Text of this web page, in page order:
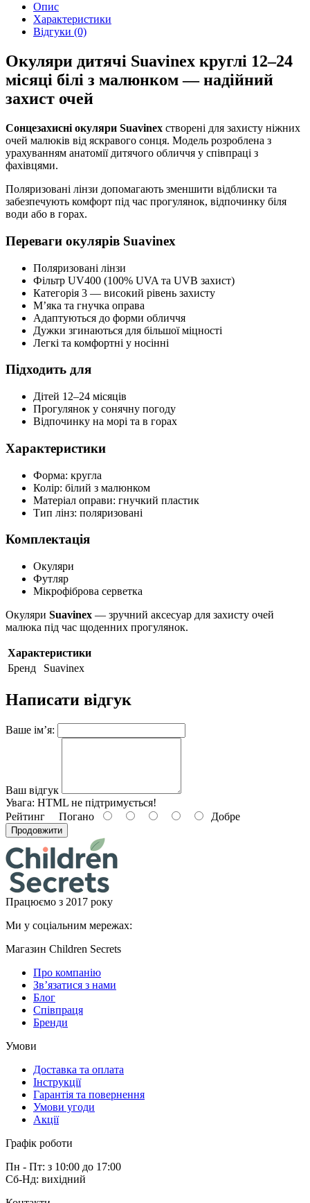
Опис
Характеристики
Відгуки (0)
Окуляри дитячі Suavinex круглі 12–24
місяці білі з малюнком — надійний
захист очей
Сонцезахисні окуляри Suavinex створені для захисту ніжних
очей малюків від яскравого сонця. Модель розроблена з
урахуванням анатомії дитячого обличчя у співпраці з
фахівцями.
Поляризовані лінзи допомагають зменшити відблиски та
забезпечують комфорт під час прогулянок, відпочинку біля
води або в горах.
Переваги окулярів Suavinex
Поляризовані лінзи
Фільтр UV400 (100% UVA та UVB захист)
Категорія 3 — високий рівень захисту
М’яка та гнучка оправа
Адаптуються до форми обличчя
Дужки згинаються для більшої міцності
Легкі та комфортні у носінні
Підходить для
Дітей 12–24 місяців
Прогулянок у сонячну погоду
Відпочинку на морі та в горах
Характеристики
Форма: кругла
Колір: білий з малюнком
Матеріал оправи: гнучкий пластик
Тип лінз: поляризовані
Комплектація
Окуляри
Футляр
Мікрофіброва серветка
Окуляри Suavinex — зручний аксесуар для захисту очей
малюка під час щоденних прогулянок.
Характеристики
Бренд
Suavinex
Написати відгук
Ваше ім’я:
Ваш відгук
Увага: HTML не підтримується!
Рейтинг Погано Добре
Продовжити
Працюємо з 2017 року
Ми у соціальним мережах:
Магазин Children Secrets
Про компанію
Зв’язатися з нами
Блог
Співпраця
Бренди
Умови
Доставка та оплата
Інструкції
Гарантія та повернення
Умови угоди
Акції
Графік роботи
Пн - Пт: з 10:00 до 17:00
Сб-Нд: вихідний